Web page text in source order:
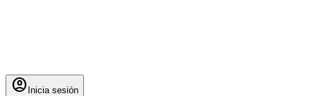
account_circle Inicia sesión